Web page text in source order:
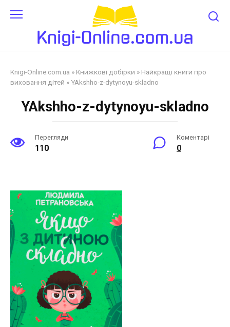
Knigi-Online.com.ua » Книжкові добірки » Найкращі книги про
виховання дітей »YAkshho-z-dytynoyu-skladno
YAkshho-z-dytynoyu-skladno
Перегляди
110
Коментарі
0